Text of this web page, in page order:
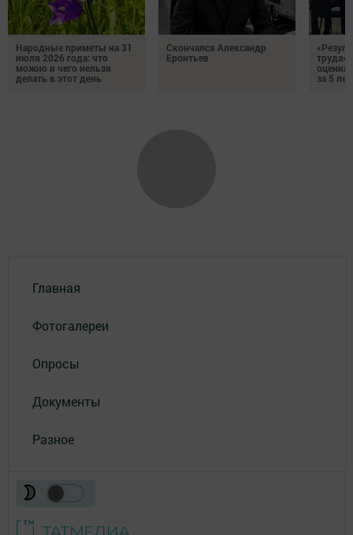
Народные приметы на 31
июля 2026 года: что
можно и чего нельзя
делать в этот день
Скончался Александр
Еронтьев
за 5 лет
Главная
Фотогалереи
Опросы
Документы
Разное